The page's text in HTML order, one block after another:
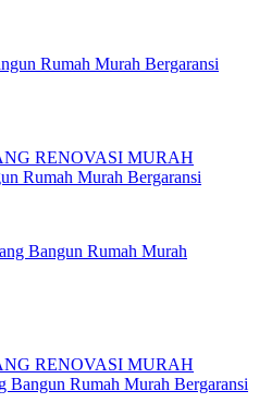
RENOVASI MURAH
Rumah Murah Bergaransi
RENOVASI MURAH
Bangun Rumah Murah Bergaransi